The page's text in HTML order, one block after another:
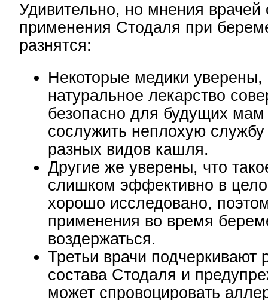
Удивительно, но мнения врачей
применения Стодаля при
разнятся:
Некоторые медики уверены,
натуральное лекарство
безопасно для будущих
сослужить неплохую
разных видов кашля.
Другие же уверены, что
слишком эффективно в
хорошо исследовано,
применения во время
воздержаться.
Третьи врачи подчеркивают
состава Стодаля и
может спровоцировать